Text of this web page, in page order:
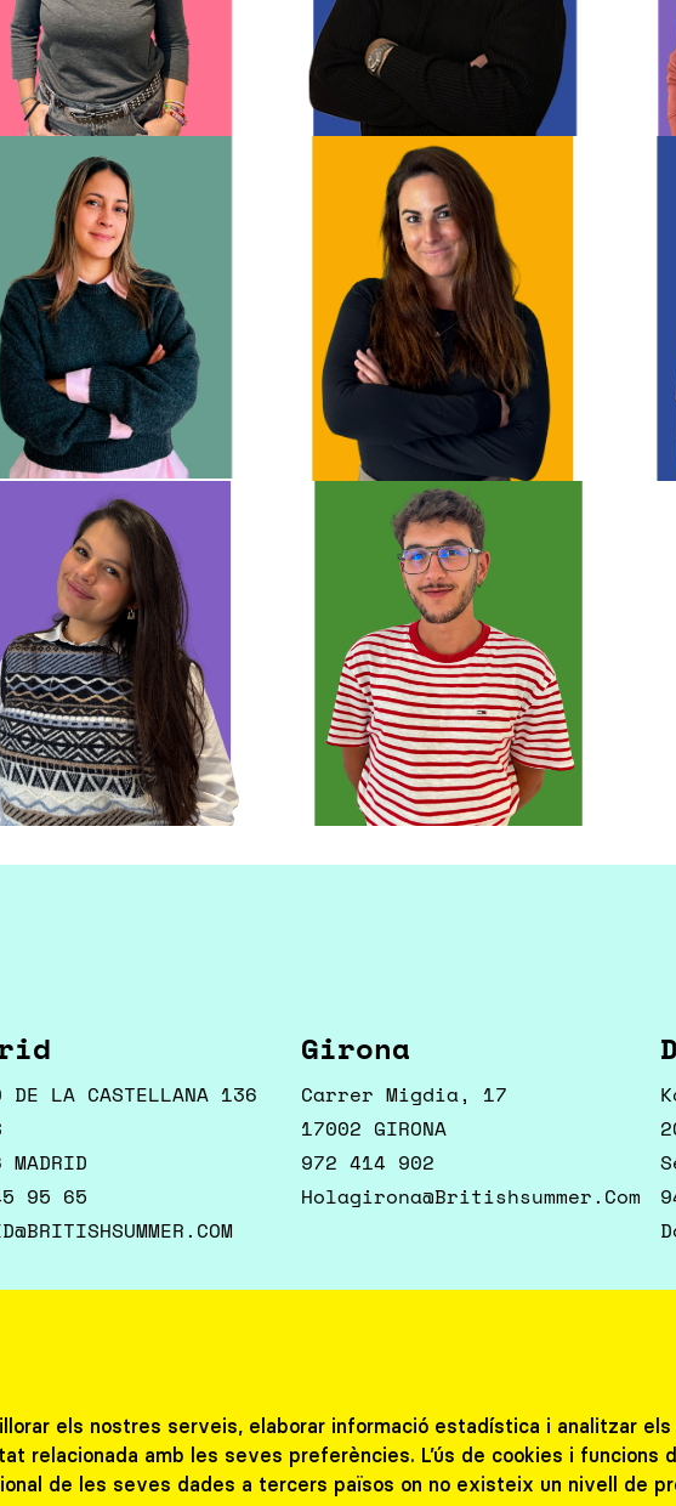
DE LA CASTELLANA 136
95 65
Girona
Carrer Migdia, 17
17002 GIRONA
972 414 902
Holagirona@britishsummer.com
amb nosaltres
i escoles
els nostres serveis, elaborar informació estadística i analitzar
relacionada amb les seves preferències. L’ús de cookies i funcions
de les seves dades a tercers països on no existeix un nivell de